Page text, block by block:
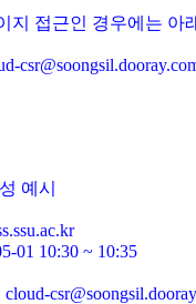
지 접근인 경우에는 아
예시
01 10:30 ~ 10:35